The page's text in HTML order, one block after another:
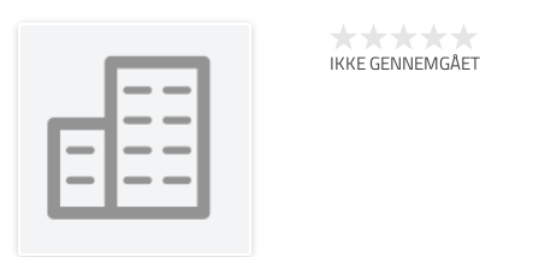
IKKE GENNEMGÅET